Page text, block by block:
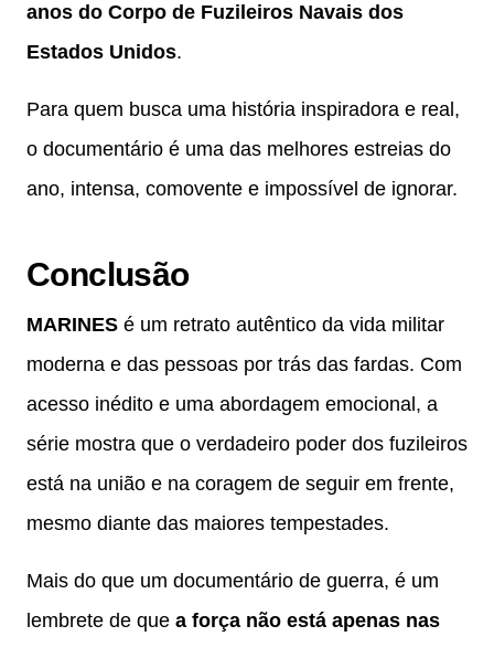
anos do Corpo de Fuzileiros Navais dos
Estados Unidos.
Para quem busca uma história inspiradora e real,
o documentário é uma das melhores estreias do
ano, intensa, comovente e impossível de ignorar.
Conclusão
MARINES é um retrato autêntico da vida militar
moderna e das pessoas por trás das fardas. Com
acesso inédito e uma abordagem emocional, a
série mostra que o verdadeiro poder dos fuzileiros
está na união e na coragem de seguir em frente,
mesmo diante das maiores tempestades.
Mais do que um documentário de guerra, é um
lembrete de que a força não está apenas nas